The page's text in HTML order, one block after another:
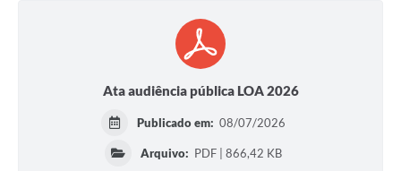
Ata audiência pública LOA 2026
Publicado em: 08/07/2026
Arquivo: PDF | 866,42 KB